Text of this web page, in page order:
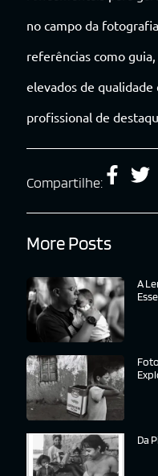
no campo da
referências como
elevados de qualidade
profissional de
Compartilhe:
More Posts
A
Da